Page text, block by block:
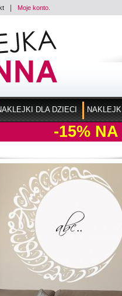
Moje konto.
DLA DZIECI
-15% NA